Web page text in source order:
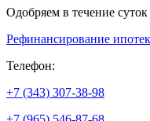
Одобряем в течение суток
Рефинансирование
Телефон:
+7 (343) 307-38-98